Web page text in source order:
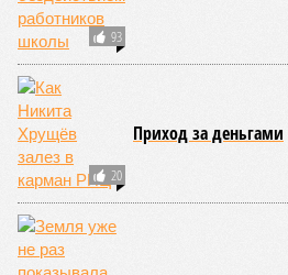
93
20
Приход за деньгами